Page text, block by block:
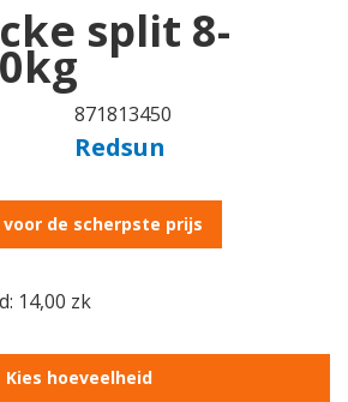
split 8-
871813450
Redsun
de scherpste prijs
14,00 zk
Kies hoeveelheid